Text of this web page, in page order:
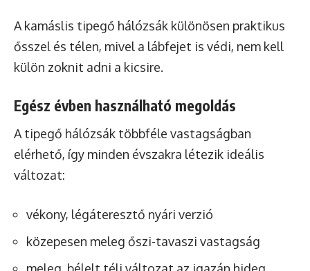
A kamáslis tipegő hálózsák különösen praktikus
ősszel és télen, mivel a lábfejet is védi, nem kell
külön zoknit adni a kicsire.
Egész évben használható megoldás
A tipegő hálózsák többféle vastagságban
elérhető, így minden évszakra létezik ideális
változat:
vékony, légáteresztő nyári verzió
közepesen meleg őszi-tavaszi vastagság